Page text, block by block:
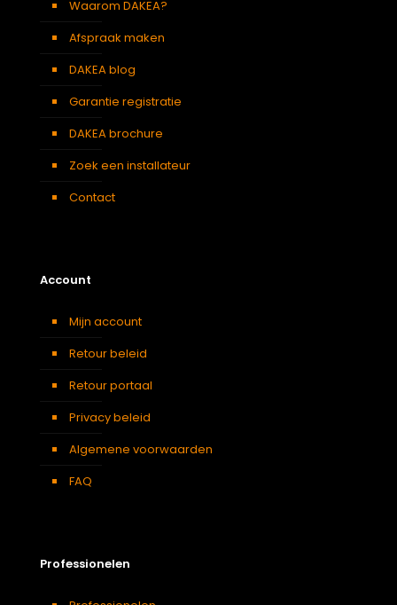
Waarom DAKEA?
Afspraak maken
DAKEA blog
Garantie registratie
DAKEA brochure
Zoek een installateur
Contact
Account
Mijn account
Retour beleid
Retour portaal
Privacy beleid
Algemene voorwaarden
FAQ
Professionelen